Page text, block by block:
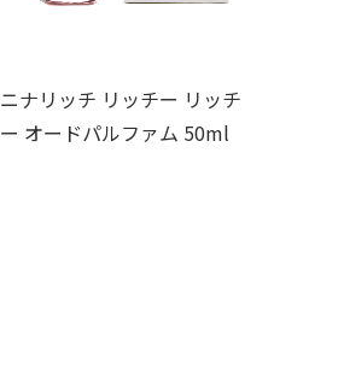
ニナリッチ リッチー リッチ
ー オードパルファム 50ml